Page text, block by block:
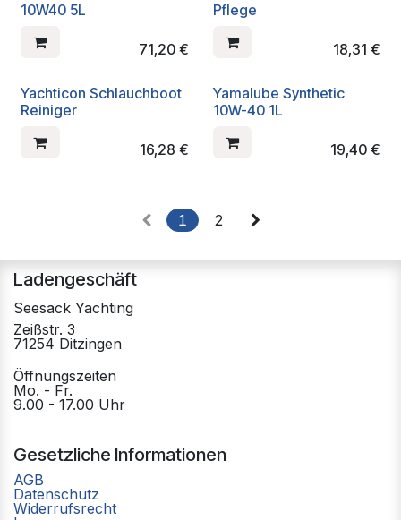
10W40 5L
71,20€
Pflege
18,31 €
Yachticon Schlauchboot
Reiniger
16,28 €
Yamalube Synthetic
10W-40 1L
19,40 €
1 2
Ladengeschäft
Seesack Yachting
Zeißstr. 3
71254 Ditzingen
Öffnungszeiten
Mo. - Fr.
9.00 - 17.00 Uhr
Gesetzliche Informationen
AGB
Datenschutz
Widerrufsrecht